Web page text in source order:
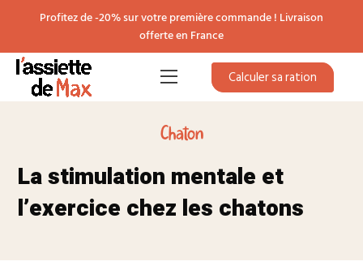
Profitez de -20% sur votre première commande ! Livraison
offerte en France
Calculer sa ration
Chaton
La stimulation mentale et
l’exercice chez les chatons